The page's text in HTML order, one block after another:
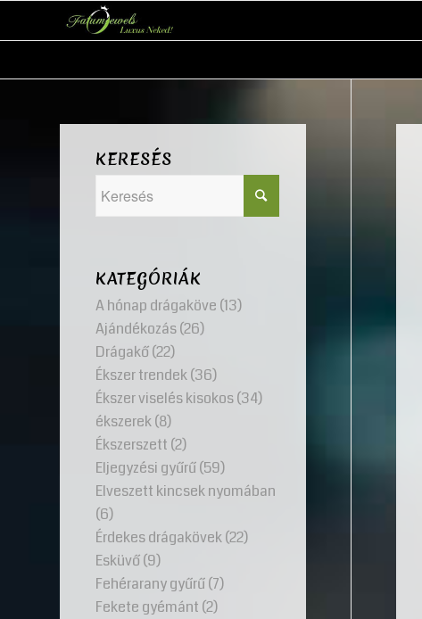
KERESÉS
KATEGÓRIÁK
A hónap drágaköve (13)
Ajándékozás(26)
Drágakő(22)
Ékszer trendek(36)
Ékszer viselés kisokos(34)
ékszerek(8)
Ékszerszett (2)
Eljegyzési gyűrű(59)
Elveszett kincsek nyomában
(6)
Érdekes drágakövek(22)
Esküvő(9)
Fehérarany gyűrű(7)
Fekete gyémánt (2)